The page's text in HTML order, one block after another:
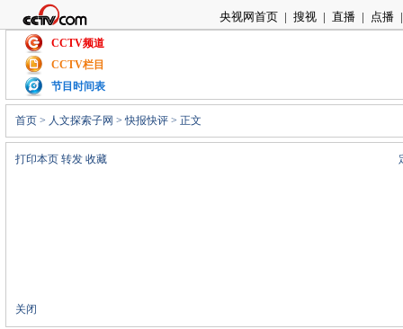
央视网首页 | 搜视 | 直播 | 点播 |
CCTV频道
CCTV栏目
节目时间表
首页 > 人文探索子网 >快报快评 > 正文
打印本页 转发 收藏
关闭